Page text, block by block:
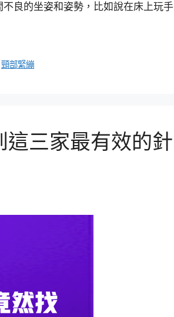
良的坐姿和姿勢，比如說在床上玩手
頸部緊繃
三家最有效的針